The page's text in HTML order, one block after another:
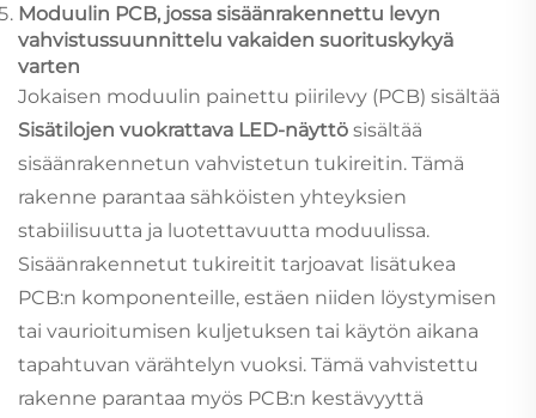
Moduulin PCB, jossa sisäänrakennettu levyn
vahvistussuunnittelu vakaiden suorituskykyä
varten
Jokaisen moduulin painettu piirilevy (PCB) sisältää
Sisätilojen vuokrattava LED-näyttö sisältää
sisäänrakennetun vahvistetun tukireitin. Tämä
rakenne parantaa sähköisten yhteyksien
stabiilisuutta ja luotettavuutta moduulissa.
Sisäänrakennetut tukireitit tarjoavat lisätukea
PCB:n komponenteille, estäen niiden löystymisen
tai vaurioitumisen kuljetuksen tai käytön aikana
tapahtuvan värähtelyn vuoksi. Tämä vahvistettu
rakenne parantaa myös PCB:n kestävyyttä